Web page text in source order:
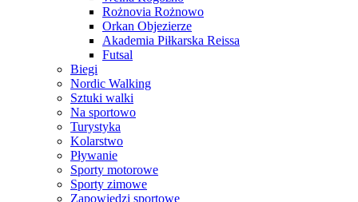
Rożnovia Rożnowo
Orkan Objezierze
Akademia Piłkarska Reissa
Futsal
Biegi
Nordic Walking
Sztuki walki
Na sportowo
Turystyka
Kolarstwo
Pływanie
Sporty motorowe
Sporty zimowe
Zapowiedzi sportowe